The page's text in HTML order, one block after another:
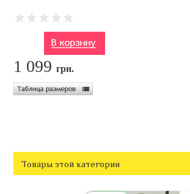
1 099грн.
Товары этой категории